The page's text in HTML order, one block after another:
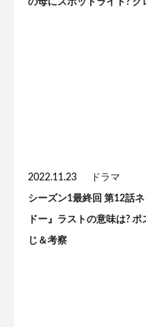
2022.11.23 ドラマ
シーズン1最終回 第12話
ドー』ラストの意味は?
じ＆考察